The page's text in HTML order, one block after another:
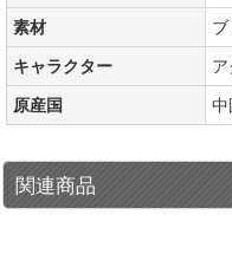
素材
キャラクター
原産国
中
関連商品